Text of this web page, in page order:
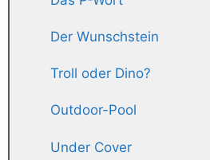
Der Wunschstein
Troll oder Dino?
Outdoor-Pool
Under Cover